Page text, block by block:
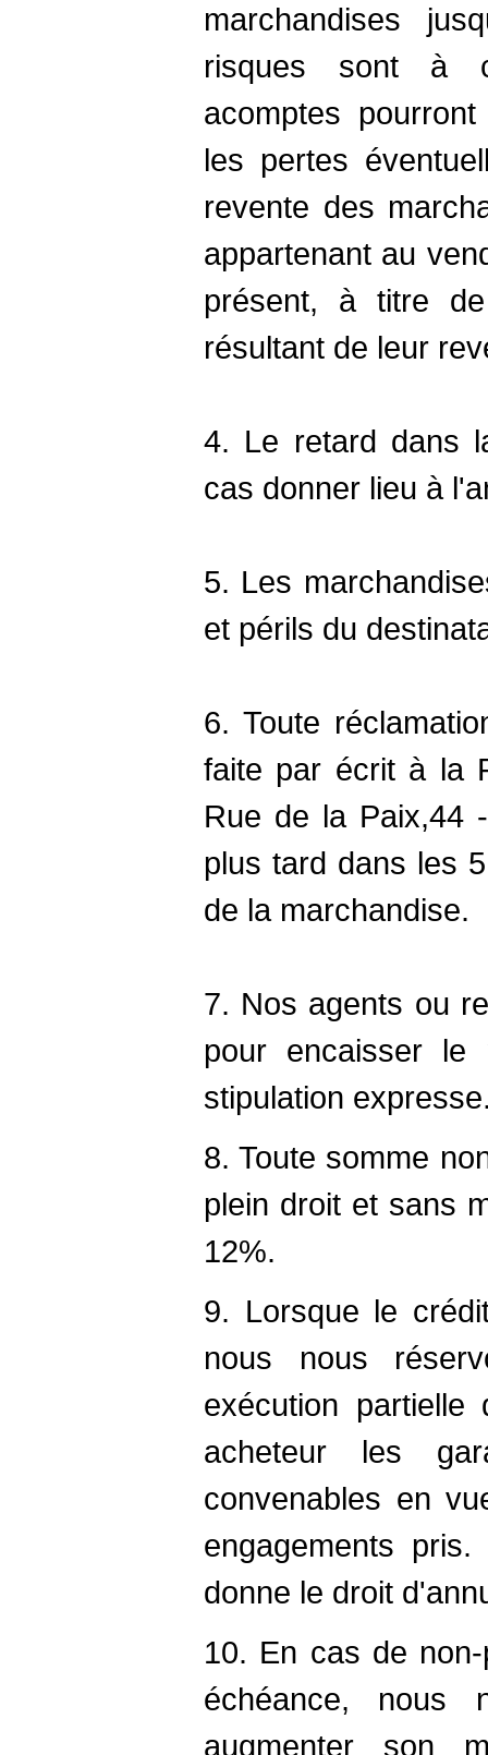
marchandises
risques sont à
acomptes
les pertes
revente des
appartenant au
présent, à titre
résultant de leur
4. Le retard dans
cas donner lieu à
5. Les
et périls du
6. Toute
faite par écrit à la
Rue de la Paix,44
plus tard dans les
de la marchandise.
7. Nos agents ou
pour encaisser le
stipulation
8. Toute somme
plein droit et sans
12%.
9. Lorsque le
nous nous
exécution
acheteur les
convenables en
engagements
donne le droit
10. En cas de
échéance, nous
augmenter son